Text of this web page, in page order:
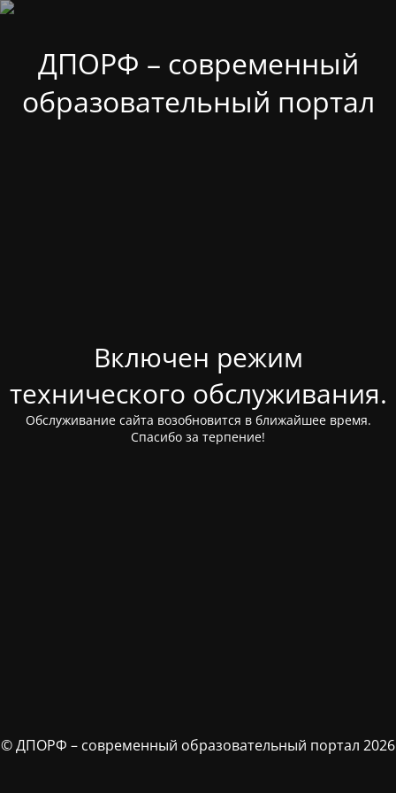
ДПОРФ – современный
образовательный портал
Включен режим
технического обслуживания.
Обслуживание сайта возобновится в ближайшее время.
Спасибо за терпение!
© ДПОРФ – современный образовательный портал 2026